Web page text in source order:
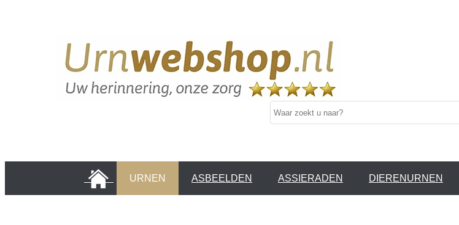
HOME URNEN ASBEELDEN ASSIERADEN DIERENURNEN